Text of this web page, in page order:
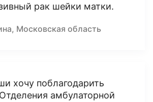
рак шейки матки.
Московская область
хочу поблагодарить
амбулаторной